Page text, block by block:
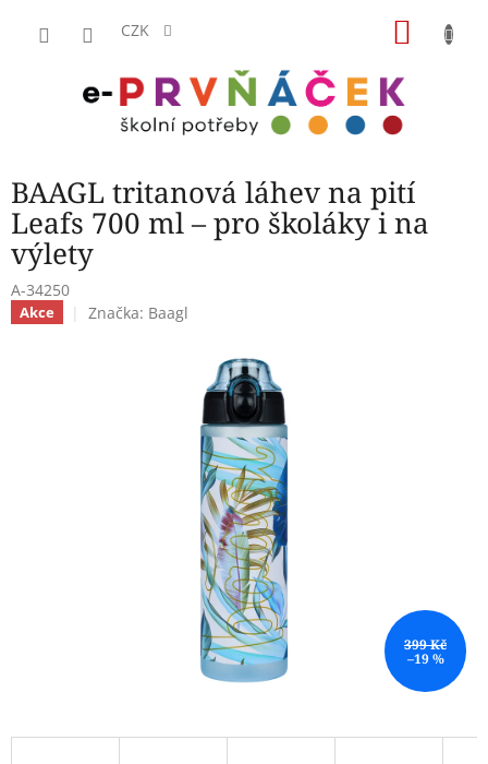
CZK
BAAGL tritanová láhev na pití
Leafs 700 ml – pro školáky i na
výlety
A-34250
Akce Značka: Baagl
399 Kč
–19 %